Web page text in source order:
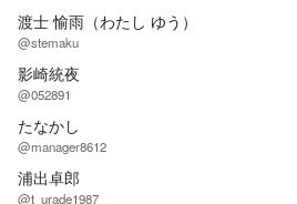
渡士 愉雨（わたし ゆう）
@stemaku
影崎統夜
@052891
たなかし
@manager8612
浦出卓郎
@t_urade1987